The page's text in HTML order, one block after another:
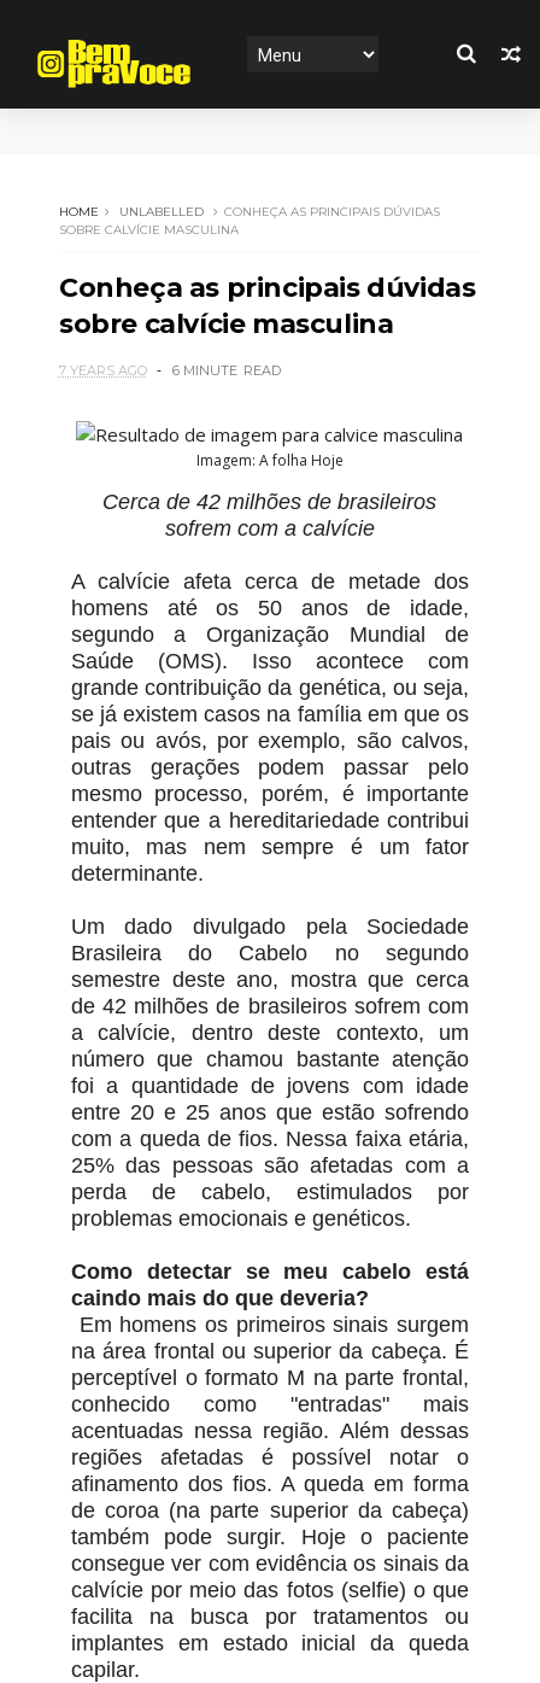
HOME UNLABELLED
CONHEÇA AS PRINCIPAIS DÚVIDAS
SOBRE CALVÍCIE MASCULINA
Conheça as principais dúvidas
sobre calvície masculina
7 YEARS AGO 6 MINUTE READ
Imagem: A folha Hoje
Cerca de 42 milhões de brasileiros
sofrem com a calvície
A calvície afeta cerca de metade dos
homens até os 50 anos de idade,
segundo a Organização Mundial de
Saúde (OMS). Isso acontece com
grande contribuição da genética, ou seja,
se já existem casos na família em que os
pais ou avós, por exemplo, são calvos,
outras gerações podem passar pelo
mesmo processo, porém, é importante
entender que a hereditariedade contribui
muito, mas nem sempre é um fator
determinante.
Um dado divulgado pela Sociedade
Brasileira do Cabelo no segundo
semestre deste ano, mostra que cerca
de 42 milhões de brasileiros sofrem com
a calvície, dentro deste contexto, um
número que chamou bastante atenção
foi a quantidade de jovens com idade
entre 20 e 25 anos que estão sofrendo
com a queda de fios. Nessa faixa etária,
25% das pessoas são afetadas com a
perda de cabelo, estimulados por
problemas emocionais e genéticos.
Como detectar se meu cabelo está
caindo mais do que deveria?
Em homens os primeiros sinais surgem
na área frontal ou superior da cabeça. É
perceptível o formato M na parte frontal,
conhecido como "entradas" mais
acentuadas nessa região. Além dessas
regiões afetadas é possível notar o
afinamento dos fios. A queda em forma
de coroa (na parte superior da cabeça)
também pode surgir. Hoje o paciente
consegue ver com evidência os sinais da
calvície por meio das fotos (selfie) o que
facilita na busca por tratamentos ou
implantes em estado inicial da queda
capilar.